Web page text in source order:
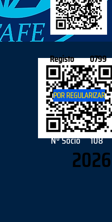
2026
108
Nº Sócio
Registo 0799
POR REGULARIZAR